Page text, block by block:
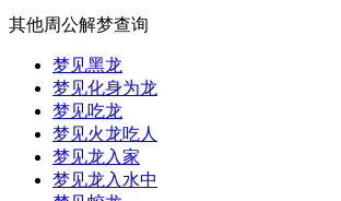
其他周公解梦查询
梦见黑龙
梦见化身为龙
梦见吃龙
梦见火龙吃人
梦见龙入家
梦见龙入水中